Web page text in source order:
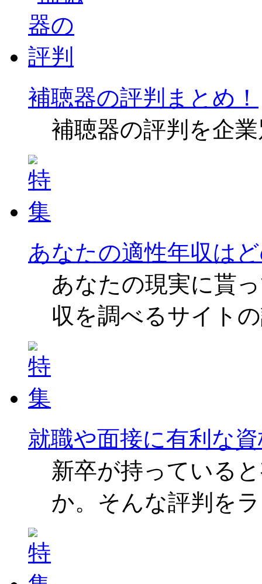
補聴器の評判まとめ！
補聴器の評判を企
あなたの適性年収は
あなたの現実に貰
収を調べるサイト
就職や面接に有利な
新卒が持っている
か。そんな評判を